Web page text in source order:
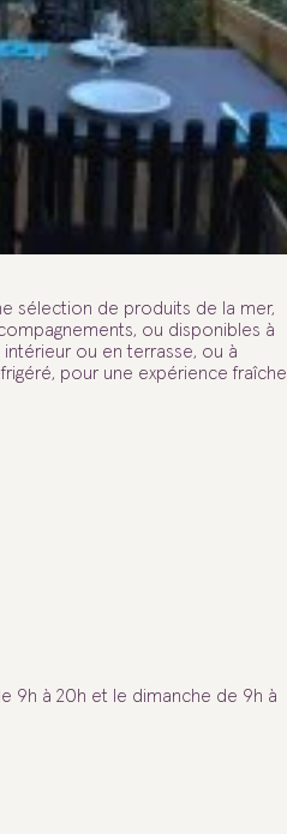
sélection de produits de la mer,
ou disponibles à
ou en terrasse, ou à
pour une expérience fraîche
9h à 20h et le dimanche de 9h à